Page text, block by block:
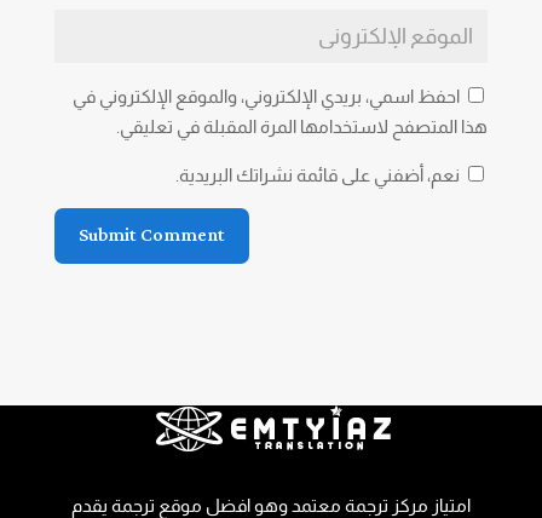
احفظ اسمي، بريدي الإلكتروني، والموقع الإلكتروني في
هذا المتصفح لاستخدامها المرة المقبلة في تعليقي.
نعم، أضفني على قائمة نشراتك البريدية.
امتياز مركز ترجمة معتمد وهو افضل موقع ترجمة يقدم